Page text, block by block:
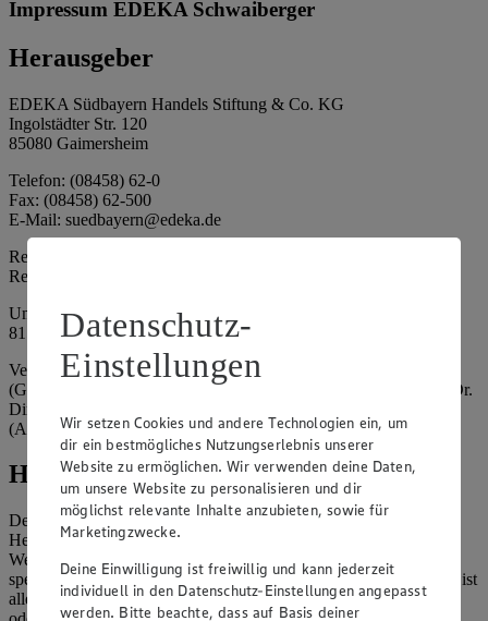
Impressum EDEKA Schwaiberger
Herausgeber
EDEKA Südbayern Handels Stiftung & Co. KG
Ingolstädter Str. 120
85080 Gaimersheim
Telefon: (08458) 62-0
Fax: (08458) 62-500
E-Mail: suedbayern@edeka.de
Registergericht: Amtsgericht Ingolstadt
Registernummer: HRA 3325
Umsatzsteuer-Identifikationsnummer gem. § 27a UStG: DE
815764015
Vertretungsberechtigte: EDEKA Südbayern Handelsstiftung
(Gesellschafter), Claus Hollinger (Vorstandsmitglied, Sprecher), Dr.
Dirk Eßmann (Vorstandsmitglied), Leo Schwaiberger
(Aufsichtsratsvorsitzender)
Hinweise
Der Inhalt dieser Website ist urheberrechtlich geschützt. Der
Herausgeber gewährt Ihnen jedoch das Recht, den auf dieser
Website bereitgestellten Text ganz oder ausschnittsweise zu
speichern und zu vervielfältigen. Aus Gründen des Urheberrechts ist
allerdings die Speicherung und Vervielfältigung von Bildmaterial
Datenschutz-
Einstellungen
Wir setzen Cookies und andere Technologien ein, um
dir ein bestmögliches Nutzungserlebnis unserer
Website zu ermöglichen. Wir verwenden deine Daten,
um unsere Website zu personalisieren und dir
möglichst relevante Inhalte anzubieten, sowie für
Marketingzwecke.
Deine Einwilligung ist freiwillig und kann jederzeit
individuell in den Datenschutz-Einstellungen angepasst
werden. Bitte beachte, dass auf Basis deiner